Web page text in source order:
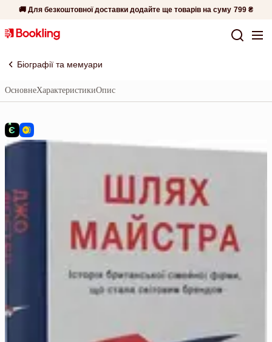
🚚 Для безкоштовної доставки додайте ще товарів на суму 799 ₴
Біографії та мемуари
ОсновнеХарактеристикиОпис